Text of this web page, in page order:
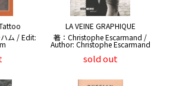
ム / Edit:
LA VEINE GRAPHIQUE
著：Christophe Escarmand /
Author: Christophe Escarmand
sold out